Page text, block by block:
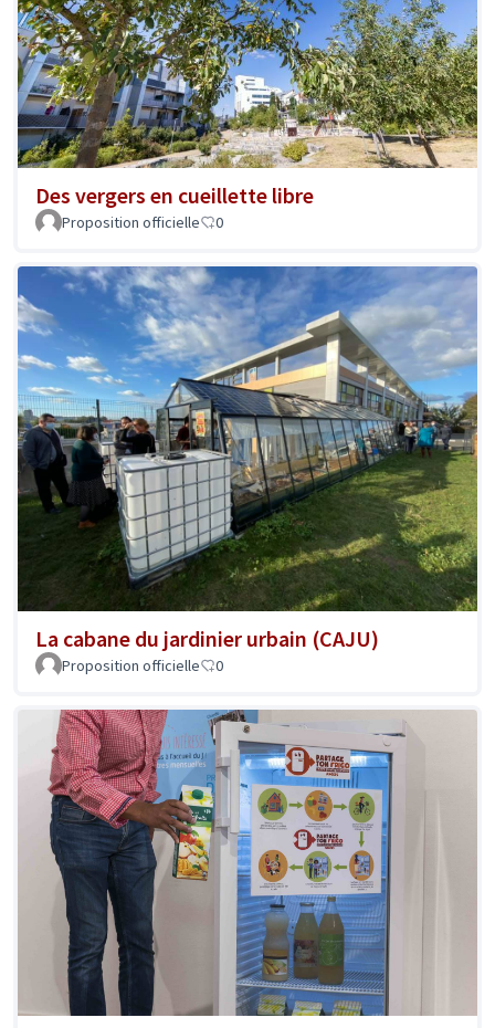
Des vergers en cueillette libre
Proposition officielle 0
La cabane du jardinier urbain (CAJU)
Proposition officielle 0